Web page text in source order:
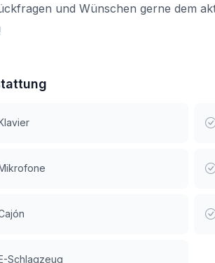
und Wünschen gerne dem
Schlagzeug